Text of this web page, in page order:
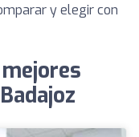
y elegir con